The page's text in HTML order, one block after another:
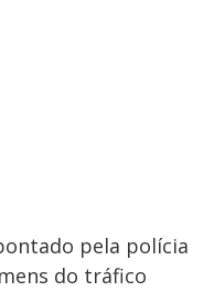
pela polícia
do tráfico